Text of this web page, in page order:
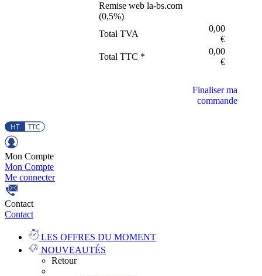
Remise web la-bs.com
(0,5%)
Total TVA
0,00
€
Total TTC *
0,00
€
Finaliser ma
commande
Mon Compte
Mon Compte
Me connecter
Contact
Contact
LES OFFRES DU MOMENT
NOUVEAUTÉS
Retour